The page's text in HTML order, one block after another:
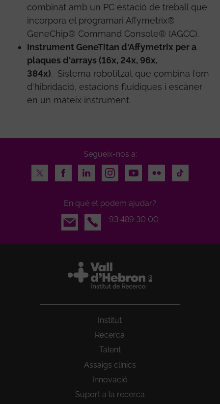
combinat amb un PC estació de treball que
incorpora el programari Affymetrix®
GeneChip® Command Console® (AGCC).
Instrument GeneTitan d'Affymetrix per a
plaques d'arrays (16x, 24x, 96x,
384x). Sistema robotitzat que combina forn
d'hibridació, estacions fluídiques i escàner
en un mateix instrument.
Segueix-nos a:
Twitter
FacebookLinkedInInstagramYoutubeFlickr TikTok
En què et podem ajudar?
Email
93 489 30 00
Institut
Recerca
Talent
Assaigs clínics
Innovació
Suport a la recerca